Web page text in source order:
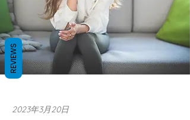
2023年3月20日
REVIEWS